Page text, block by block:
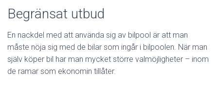
Begränsat utbud
En nackdel med att använda sig av bilpool är att man
måste nöja sig med de bilar som ingår i bilpoolen. När man
själv köper bil har man mycket större valmöjligheter – inom
de ramar som ekonomin tillåter.